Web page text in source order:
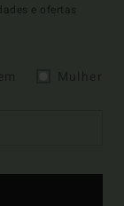
e ofertas